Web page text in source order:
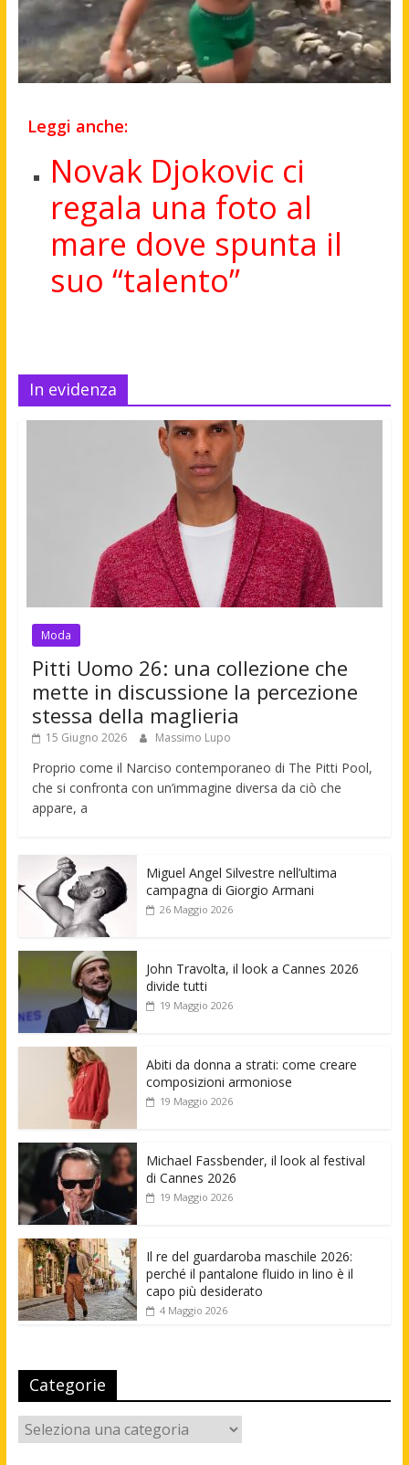
Leggi anche:
Novak Djokovic ci
regala una foto al
mare dove spunta il
suo “talento”
In evidenza
Moda
Pitti Uomo 26: una collezione che
mette in discussione la percezione
stessa della maglieria
15 Giugno 2026 Massimo Lupo
Proprio come il Narciso contemporaneo di The Pitti Pool,
che si confronta con un’immagine diversa da ciò che
appare, a
Miguel Angel Silvestre nell’ultima
campagna di Giorgio Armani
26 Maggio 2026
John Travolta, il look a Cannes 2026
divide tutti
19 Maggio 2026
Abiti da donna a strati: come creare
composizioni armoniose
19 Maggio 2026
Michael Fassbender, il look al festival
di Cannes 2026
19 Maggio 2026
Il re del guardaroba maschile 2026:
perché il pantalone fluido in lino è il
capo più desiderato
4 Maggio 2026
Categorie
Categorie